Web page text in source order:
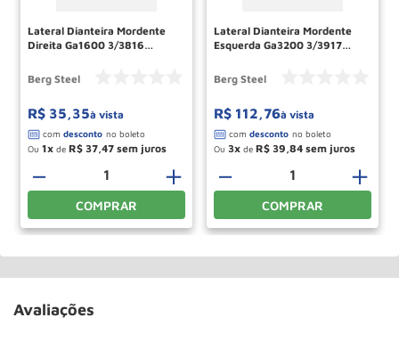
Lateral Dianteira Mordente
Direita Ga1600 3/3816
Berg Steel
R$ 35,35à vista
Ou 1 de R$ 37,47
＋
－
COMPRAR
Lateral Dianteira Mordente
Esquerda Ga3200 3/3917
Berg Steel
R$ 112,76à vista
Ou 3 de R$ 39,84
＋
－
COMPRAR
Avaliações